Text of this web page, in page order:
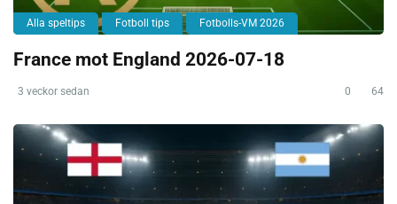
Alla speltips Fotboll tips Fotbolls-VM 2026
France mot England 2026-07-18
3 veckor sedan 0 64